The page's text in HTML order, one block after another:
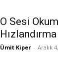
O Sesi
Ümit Kiper - Aralık